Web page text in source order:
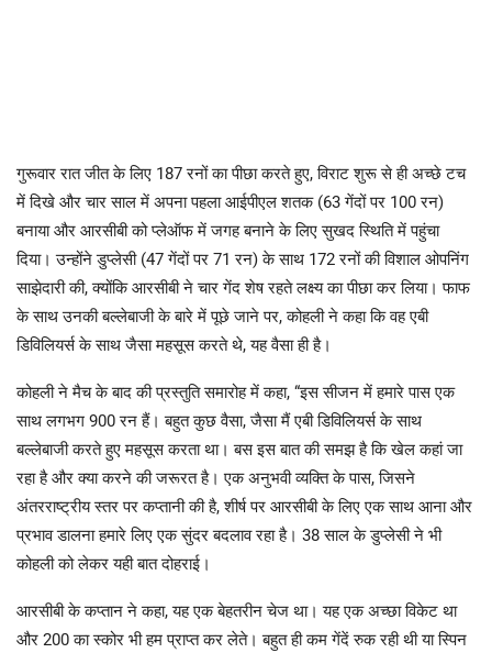
गुरूवार रात जीत के लिए 187 रनों का पीछा करते हुए, विराट शुरू से ही अच्छे टच
में दिखे और चार साल में अपना पहला आईपीएल शतक (63 गेंदों पर 100 रन)
बनाया और आरसीबी को प्लेऑफ में जगह बनाने के लिए सुखद स्थिति में पहुंचा
दिया। उन्होंने डुप्लेसी (47 गेंदों पर 71 रन) के साथ 172 रनों की विशाल ओपनिंग
साझेदारी की, क्योंकि आरसीबी ने चार गेंद शेष रहते लक्ष्य का पीछा कर लिया। फाफ
के साथ उनकी बल्लेबाजी के बारे में पूछे जाने पर, कोहली ने कहा कि वह एबी
डिविलियर्स के साथ जैसा महसूस करते थे, यह वैसा ही है।
कोहली ने मैच के बाद की प्रस्तुति समारोह में कहा, “इस सीजन में हमारे पास एक
साथ लगभग 900 रन हैं। बहुत कुछ वैसा, जैसा मैं एबी डिविलियर्स के साथ
बल्लेबाजी करते हुए महसूस करता था। बस इस बात की समझ है कि खेल कहां जा
रहा है और क्या करने की जरूरत है। एक अनुभवी व्यक्ति के पास, जिसने
अंतरराष्ट्रीय स्तर पर कप्तानी की है, शीर्ष पर आरसीबी के लिए एक साथ आना और
प्रभाव डालना हमारे लिए एक सुंदर बदलाव रहा है। 38 साल के डुप्लेसी ने भी
कोहली को लेकर यही बात दोहराई।
आरसीबी के कप्तान ने कहा, यह एक बेहतरीन चेज था। यह एक अच्छा विकेट था
और 200 का स्कोर भी हम प्राप्त कर लेते। बहुत ही कम गेंदें रुक रही थी या स्पिन